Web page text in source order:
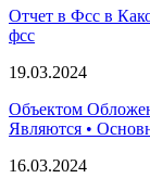
Отчет в Фсс в
фсс
19.03.2024
Объектом
Являются •
16.03.2024